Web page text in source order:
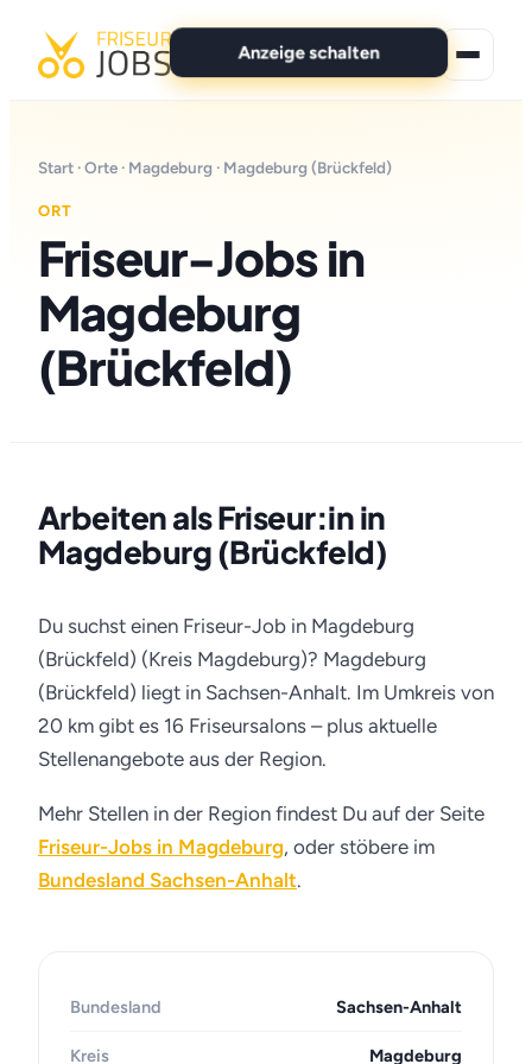
Anzeige schalten
Für Bewerber
Marken
News
Start ·Orte · Magdeburg · Magdeburg (Brückfeld)
ORT
Friseur-Jobs in
Magdeburg
(Brückfeld)
Arbeiten als Friseur:in in
Magdeburg (Brückfeld)
Du suchst einen Friseur-Job in Magdeburg
(Brückfeld) (Kreis Magdeburg)? Magdeburg
(Brückfeld) liegt in Sachsen-Anhalt. Im Umkreis von
20 km gibt es 16 Friseursalons – plus aktuelle
Stellenangebote aus der Region.
Mehr Stellen in der Region findest Du auf der Seite
Friseur-Jobs in Magdeburg, oder stöbere im
Bundesland Sachsen-Anhalt.
Bundesland Sachsen-Anhalt
Kreis Magdeburg